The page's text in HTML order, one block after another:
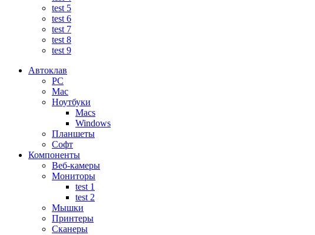
test 5
test 6
test 7
test 8
test 9
Автоклав
PC
Mac
Ноутбуки
Macs
Windows
Планшеты
Софт
Компоненты
Веб-камеры
Мониторы
test 1
test 2
Мышки
Принтеры
Сканеры